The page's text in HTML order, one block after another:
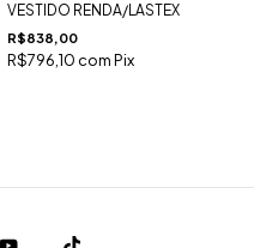
VESTIDO RENDA/LASTEX
R$838,00
R$796,10 comPix